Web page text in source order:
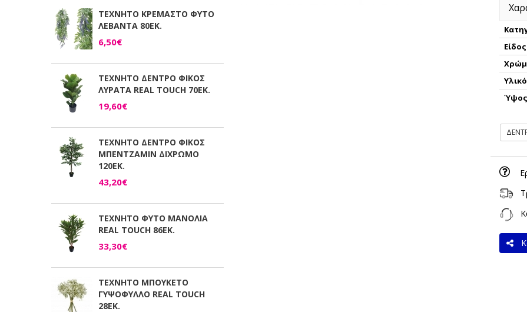
ΤΕΧΝΗΤΟ ΚΡΕΜΑΣΤΟ ΦΥΤΟ
ΛΕΒΑΝΤΑ 80ΕΚ.
6,50€
ΤΕΧΝΗΤΟ ΔΕΝΤΡΟ ΦΙΚΟΣ
ΛΥΡΑΤΑ REAL TOUCH 70ΕΚ.
19,60€
ΤΕΧΝΗΤΟ ΔΕΝΤΡΟ ΦΙΚΟΣ
ΜΠΕΝΤΖΑΜΙΝ ΔΙΧΡΩΜΟ
120ΕΚ.
43,20€
ΤΕΧΝΗΤΟ ΦΥΤΟ ΜΑΝΟΛΙΑ
REAL TOUCH 86ΕΚ.
33,30€
ΤΕΧΝΗΤΟ ΜΠΟΥΚΕΤΟ
ΓΥΨΟΦΥΛΛΟ REAL TOUCH
28ΕΚ.
Είδος
Υλικό
Ύψος